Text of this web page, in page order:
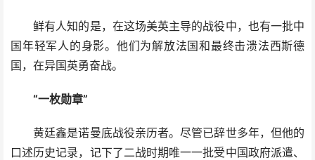
鲜有人知的是，在这场美英主导的战役中，也有一批中
国年轻军人的身影。他们为解放法国和最终击溃法西斯德
国，在异国英勇奋战。
“一枚勋章”
黄廷鑫是诺曼底战役亲历者。尽管已辞世多年，但他的
口述历史记录，记下了二战时期唯一一批受中国政府派遣、